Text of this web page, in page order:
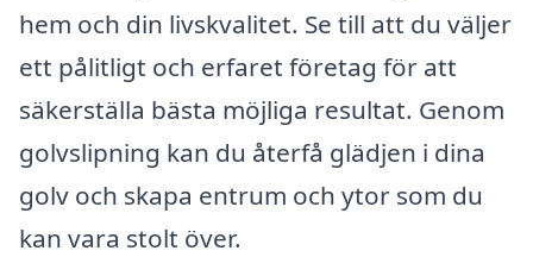
hem och din livskvalitet. Se till att du väljer
ett pålitligt och erfaret företag för att
säkerställa bästa möjliga resultat. Genom
golvslipning kan du återfå glädjen i dina
golv och skapa entrum och ytor som du
kan vara stolt över.